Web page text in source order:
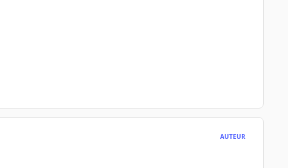
AUTEUR